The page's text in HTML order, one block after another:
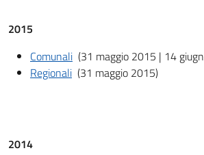
2015
Comunali (31 maggio 2015 | 14
Regionali (31 maggio 2015)
2014